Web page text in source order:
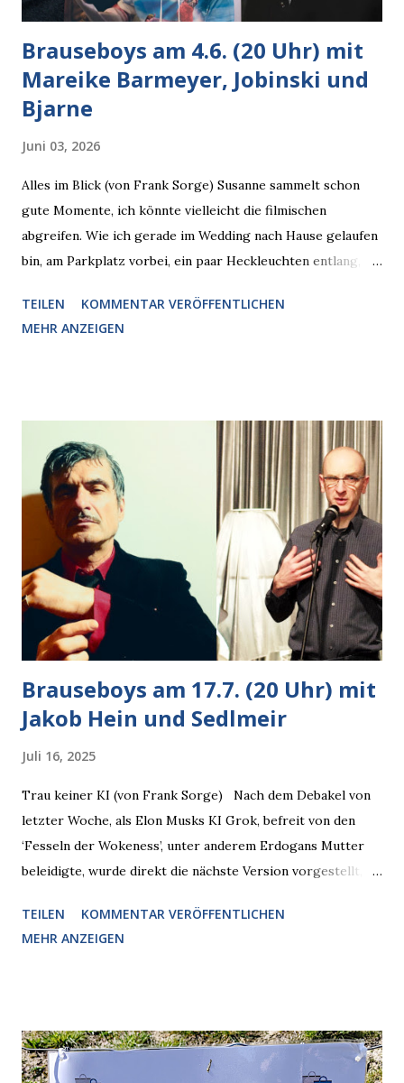
Brauseboys am 4.6. (20 Uhr) mit
Mareike Barmeyer, Jobinski und
Bjarne
Juni 03, 2026
Alles im Blick (von Frank Sorge) Susanne sammelt schon
gute Momente, ich könnte vielleicht die filmischen
abgreifen. Wie ich gerade im Wedding nach Hause gelaufen
bin, am Parkplatz vorbei, ein paar Heckleuchten entlang, als
den Blick kam, mit verlockend frisch leuchtenden
Pizzastücken. Von links pirschte sich eine Krähe an das
Krähe und ihn an, er die Krähe und mich, wir lächelten
gleichzeitig amüsiert. “Vorsicht!”, sagte ich zu ihm, “im
Wedding muss man immer aufpassen!” “Mach ich!”,
bestätigte der freundliche Nachbar, "Hab alles im Blick!”
Wir fixierten die ertappte Krähe, die sich zurückzog.
Heute ging sie leer aus, Abspann, Ende. Die Brauseboys am
Donnerstag, 4.6. (20 Uhr) Mit Mareike Barmeyer , Jobinski
und Bjarne Haus der Sinne (Ystader St...
TEILEN
KOMMENTAR VERÖFFENTLICHEN
MEHR ANZEIGEN
Brauseboys am 17.7. (20 Uhr) mit
Jakob Hein und Sedlmeir
Juli 16, 2025
Trau keiner KI (von Frank Sorge) Nach dem Debakel von
letzter Woche, als Elon Musks KI Grok, befreit von den
‘Fesseln der Wokeness’, unter anderem Erdogans Mutter
beleidigte, wurde direkt die nächste Version vorgestellt,
radikalisierte, weil sie ohnehin kurz vor dem Austausch
stand. Das ist sogar recht logisch, aber nicht, um den
unauffälliger machen muss, damit die KI rechtslastig
argumentiert. So wird jetzt berichtet, dass der neue Grok
TEILEN
KOMMENTAR VERÖFFENTLICHEN
MEHR ANZEIGEN